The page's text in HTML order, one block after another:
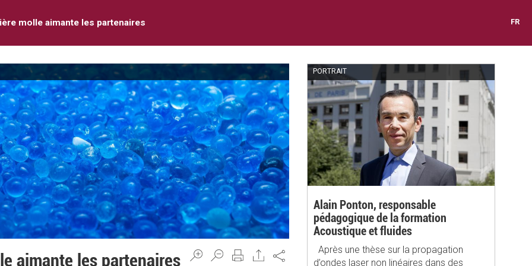
molle aimante les partenaires FR
aimante les partenaires
PORTRAIT
Alain Ponton, responsable
pédagogique de la formation
Acoustique et fluides
Après une thèse sur la propagation
d’ondes laser non linéaires dans des